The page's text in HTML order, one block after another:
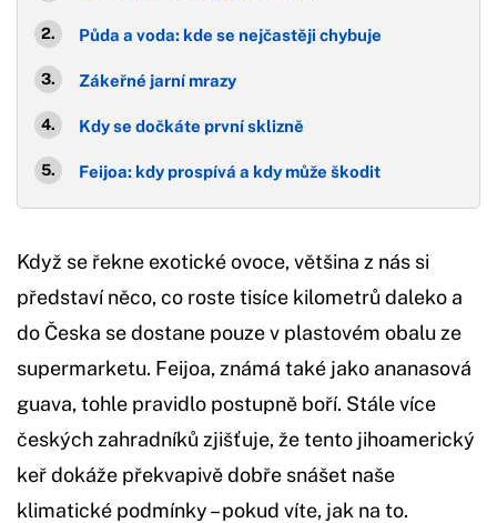
Půda a voda: kde se nejčastěji chybuje
Zákeřné jarní mrazy
Kdy se dočkáte první sklizně
Feijoa: kdy prospívá a kdy může škodit
Když se řekne exotické ovoce, většina z nás si
představí něco, co roste tisíce kilometrů daleko a
do Česka se dostane pouze v plastovém obalu ze
supermarketu. Feijoa, známá také jako ananasová
guava, tohle pravidlo postupně boří. Stále více
českých zahradníků zjišťuje, že tento jihoamerický
keř dokáže překvapivě dobře snášet naše
klimatické podmínky – pokud víte, jak na to.